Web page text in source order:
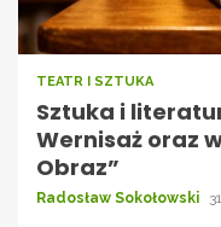
TEATR I SZTUKA
Sztuka i
Wernisaż oraz
Obraz”
Radosław Sokołowski